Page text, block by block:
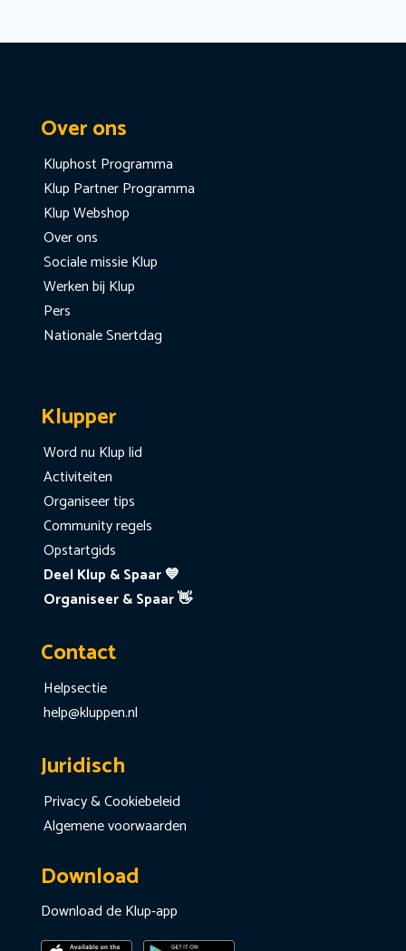
Over ons
Kluphost Programma
Klup Partner Programma
Klup Webshop
Over ons
Sociale missie Klup
Werken bij Klup
Pers
Nationale Snertdag
Klupper
Word nu Klup lid
Activiteiten
Organiseer tips
Community regels
Opstartgids
Deel Klup & Spaar 💙
Organiseer & Spaar 👋
Contact
Helpsectie
help@kluppen.nl
Juridisch
Privacy & Cookiebeleid
Algemene voorwaarden
Download
Download de Klup-app